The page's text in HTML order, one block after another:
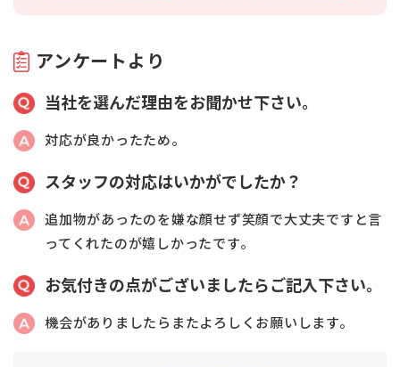
アンケートより
当社を選んだ理由をお聞かせ下さい。
対応が良かったため。
スタッフの対応はいかがでしたか？
追加物があったのを嫌な顔せず笑顔で大丈夫ですと言
ってくれたのが嬉しかったです。
お気付きの点がございましたらご記入下さい。
機会がありましたらまたよろしくお願いします。